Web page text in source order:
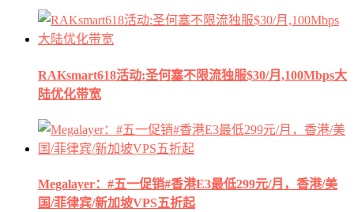
RAKsmart618活动:圣何塞不限流独服$30/月,100Mbps大
陆优化带宽
Megalayer：#五一促销#香港E3最低299元/月，香港/美
国/菲律宾/新加坡VPS五折起